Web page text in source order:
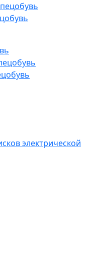
электрической